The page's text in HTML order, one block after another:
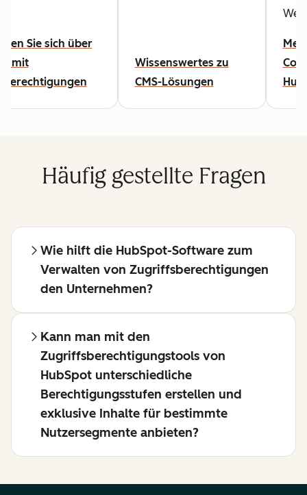
Sie sich über
mit
Wissenswertes zu
CMS-Lösungen
Hub
Häufig gestellte Fragen
Wie hilft die HubSpot-Software zum
Verwalten von Zugriffsberechtigungen
den Unternehmen?
Kann man mit den
Zugriffsberechtigungstools von
HubSpot unterschiedliche
Berechtigungsstufen erstellen und
exklusive Inhalte für bestimmte
Nutzersegmente anbieten?